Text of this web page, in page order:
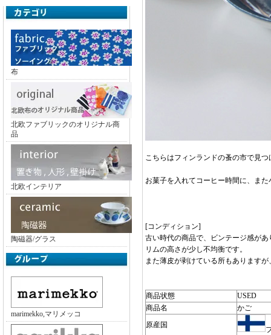
布
北欧ファブリックのオリジナル商
品
北欧インテリア
陶磁器/グラス
marimekko,マリメッコ
こちらはフィンランドの蚤の市で見
お菓子を入れてコーヒー時間に、ま
[コンディション]
古い時代の商品で、ビンテージ感があ
リムの高さが少し不均衡です。
また薄皮が剥けている所もあります
商品状態
USED
商品名
かご
原産国